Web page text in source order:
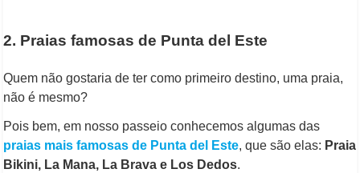
2. Praias famosas de Punta del Este
Quem não gostaria de ter como primeiro destino, uma praia,
não é mesmo?
Pois bem, em nosso passeio conhecemos algumas das
praias mais famosas de Punta del Este, que são elas: Praia
Bikini, La Mana, La Brava e Los Dedos.